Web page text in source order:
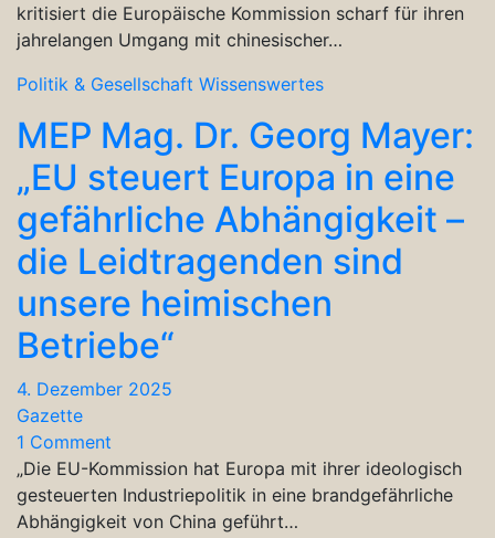
kritisiert die Europäische Kommission scharf für ihren
jahrelangen Umgang mit chinesischer…
Politik & Gesellschaft Wissenswertes
MEP Mag. Dr. Georg Mayer:
„EU steuert Europa in eine
gefährliche Abhängigkeit –
die Leidtragenden sind
unsere heimischen
Betriebe“
4. Dezember 2025
Gazette
1 Comment
„Die EU-Kommission hat Europa mit ihrer ideologisch
gesteuerten Industriepolitik in eine brandgefährliche
Abhängigkeit von China geführt…